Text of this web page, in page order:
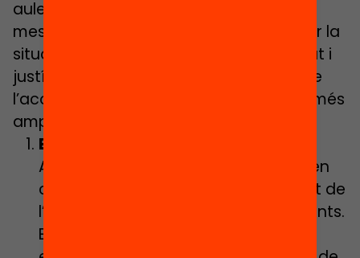
aules; la fan el governs, com també les
mestres o les famílies- per tal d’abordar la
situació post COVID-19 en clau d’equitat i
justícia social. I aquí és on entra el rol de
l’acompanyament escolar, en el sentit més
ampli de la paraula.
El sentit de l’acompanyament.
Acompanyar significa estar o anar en
companyia de l’altra, existir al costat de
l’altra, participar en els seus sentiments.
En aquest sentit, es fonamental